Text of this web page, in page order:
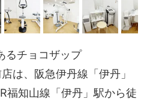
るチョコザップ
は、阪急伊丹線「伊丹」
福知山線「伊丹」駅から徒